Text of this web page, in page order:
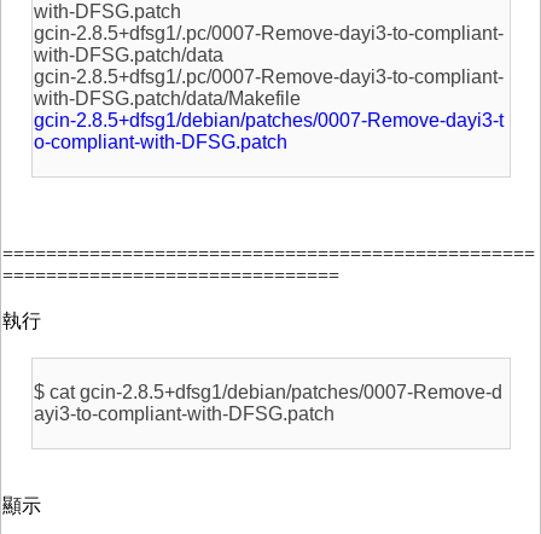
with-DFSG.patch
gcin-2.8.5+dfsg1/.pc/0007-Remove-dayi3-to-compliant-
with-DFSG.patch/data
gcin-2.8.5+dfsg1/.pc/0007-Remove-dayi3-to-compliant-
with-DFSG.patch/data/Makefile
gcin-2.8.5+dfsg1/debian/patches/0007-Remove-dayi3-t
o-compliant-with-DFSG.patch
=================================================
===============================
執行
$ cat gcin-2.8.5+dfsg1/debian/patches/0007-Remove-d
ayi3-to-compliant-with-DFSG.patch
顯示